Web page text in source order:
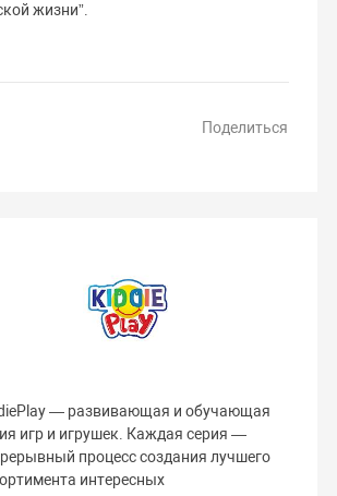
жизни”.
Поделиться
— развивающая и обучающая
игр и игрушек. Каждая серия —
процесс создания лучшего
интересных